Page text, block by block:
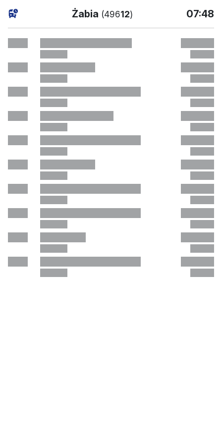
Żabia (49612) 07:48